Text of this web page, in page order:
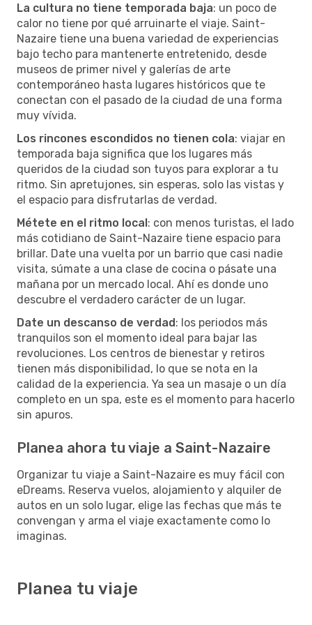
La cultura no tiene temporada baja: un poco de
calor no tiene por qué arruinarte el viaje. Saint-
Nazaire tiene una buena variedad de experiencias
bajo techo para mantenerte entretenido, desde
museos de primer nivel y galerías de arte
contemporáneo hasta lugares históricos que te
conectan con el pasado de la ciudad de una forma
muy vívida.
Los rincones escondidos no tienen cola: viajar en
temporada baja significa que los lugares más
queridos de la ciudad son tuyos para explorar a tu
ritmo. Sin apretujones, sin esperas, solo las vistas y
el espacio para disfrutarlas de verdad.
Métete en el ritmo local: con menos turistas, el lado
más cotidiano de Saint-Nazaire tiene espacio para
brillar. Date una vuelta por un barrio que casi nadie
visita, súmate a una clase de cocina o pásate una
mañana por un mercado local. Ahí es donde uno
descubre el verdadero carácter de un lugar.
Date un descanso de verdad: los periodos más
tranquilos son el momento ideal para bajar las
revoluciones. Los centros de bienestar y retiros
tienen más disponibilidad, lo que se nota en la
calidad de la experiencia. Ya sea un masaje o un día
completo en un spa, este es el momento para hacerlo
sin apuros.
Planea ahora tu viaje a Saint-Nazaire
Organizar tu viaje a Saint-Nazaire es muy fácil con
eDreams. Reserva vuelos, alojamiento y alquiler de
autos en un solo lugar, elige las fechas que más te
convengan y arma el viaje exactamente como lo
imaginas.
Planea tu viaje